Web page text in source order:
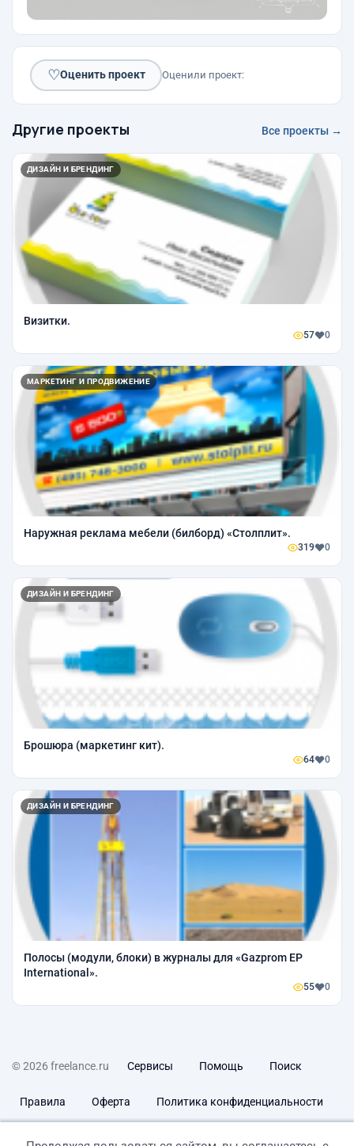
♡Оценить проект Оценили проект:
Другие проекты Все проекты →
ДИЗАЙН И БРЕНДИНГ
Визитки.
57 0
МАРКЕТИНГ И ПРОДВИЖЕНИЕ
Наружная реклама мебели (билборд) «Столплит».
319 0
ДИЗАЙН И БРЕНДИНГ
Брошюра (маркетинг кит).
64 0
ДИЗАЙН И БРЕНДИНГ
Полосы (модули, блоки) в журналы для «Gazprom EP
International».
55 0
© 2026 freelance.ru Сервисы Помощь Поиск
Правила Оферта Политика конфиденциальности